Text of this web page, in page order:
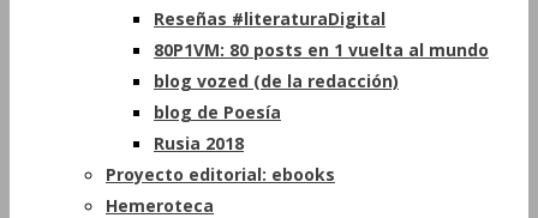
Reseñas #literaturaDigital
80P1VM: 80 posts en 1 vuelta al mundo
blog vozed (de la redacción)
blog de Poesía
Rusia 2018
Proyecto editorial: ebooks
Hemeroteca